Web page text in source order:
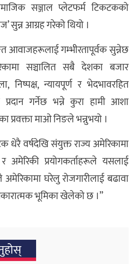
सञ्जाल प्लेटफर्म टिकटकको
सुन्न आग्रह गरेको थियो ।
आवाजहरूलाई गम्भीरतापूर्वक सुन्नेछ
सञ्चालित सबै देशका बजार
निष्पक्ष, न्यायपूर्ण र भेदभावरहित
प्रदान गर्नेछ भन्ने कुरा हामी आशा
प्रवक्ता माओ निङले भन्नुभयो ।
धेरै वर्षदेखि संयुक्त राज्य अमेरिकामा
प्रयोगकर्ताहरूले यसलाई
अमेरिकामा घरेलु रोजगारीलाई बढावा
भूमिका खेलेको छ ।”